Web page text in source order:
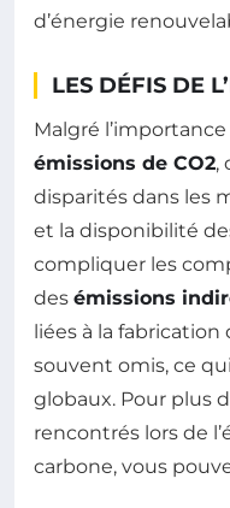
d’énergie
LES DÉFIS DE
Malgré
émissions de CO2,
disparités dans les
et la disponibilité
compliquer les
des émissions
liées à la
souvent omis, ce
globaux. Pour plus
rencontrés lors de
carbone, vous